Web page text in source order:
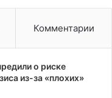
Комментарии
о риске
из-за «плохих»